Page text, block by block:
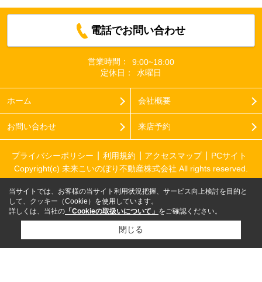
電話でお問い合わせ
営業時間：
9:00~18:00
定休日：
水曜日
ホーム 会社概要
お問い合わせ 来店予約
プライバシーポリシー 利用規約 アクセスマップ
PCサイト
Copyright(c) 未来こいのぼり不動産株式会社 All rights reserved.
当サイトでは、お客様の当サイト利用状況把握、サービス向上検討を目的と
して、クッキー（Cookie）を使用しています。
詳しくは、当社の 「Cookieの取扱いについて」 をご確認ください。
閉じる